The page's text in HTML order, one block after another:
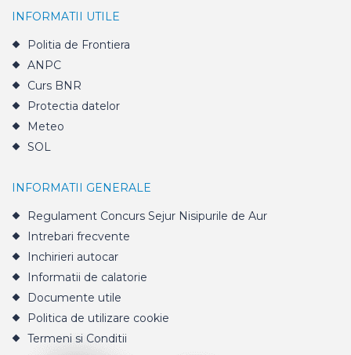
INFORMATII UTILE
Politia de Frontiera
ANPC
Curs BNR
Protectia datelor
Meteo
SOL
INFORMATII GENERALE
Regulament Concurs Sejur Nisipurile de Aur
Intrebari frecvente
Inchirieri autocar
Informatii de calatorie
Documente utile
Politica de utilizare cookie
Termeni si Conditii